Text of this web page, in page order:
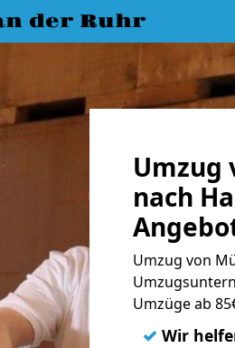
der Ruhr
Umzug
nach
Umzug von
Umzüge ab
✓ Wir